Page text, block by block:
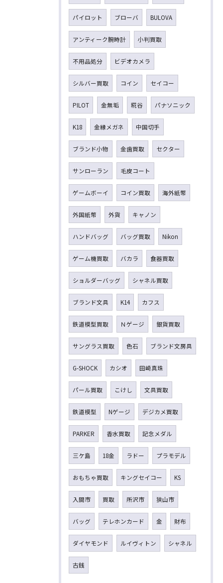
パイロット ブローバ BULOVA
アンティーク腕時計 小判買取
不用品処分 ビデオカメラ
シルバー買取 コイン セイコー
PILOT 金無垢 糀谷 パナソニック
K18 金縁メガネ 中国切手
ブランド小物 金歯買取 セクター
サンローラン 毛皮コート
ゲームボーイ コイン買取 海外紙幣
外国紙幣 外貨 キャノン
ハンドバッグ バッグ買取 Nikon
ゲーム機買取 バカラ 食器買取
ショルダーバッグ シャネル買取
ブランド文具 K14 カフス
鉄道模型買取 Ｎゲージ 銀貨買取
サングラス買取 色石 ブランド文房具
G-SHOCK カシオ 田崎真珠
パール買取 こけし 文具買取
鉄道模型 Nゲージ デジカメ買取
PARKER 香水買取 記念メダル
三ケ島 18金 ラドー プラモデル
おもちゃ買取 キングセイコー KS
入間市 買取 所沢市 狭山市
バッグ テレホンカード 金 財布
ダイヤモンド ルイヴィトン シャネル
古銭